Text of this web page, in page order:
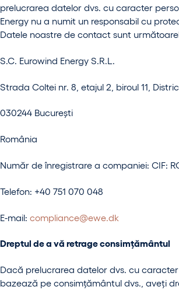
prelucrarea datelor dvs. cu caracter
Energy nu a numit un responsabil cu
Datele noastre de contact sunt
S.C. Eurowind Energy S.R.L.
Strada Coltei nr. 8, etajul 2, biroul 11,
030244 București
România
Număr de înregistrare a companiei: CIF:
Telefon: +40 751 070 048
E-mail: compliance@ewe.dk
Dreptul de a vă retrage consimțământul
Dacă prelucrarea datelor dvs. cu
bazează pe consimțământul dvs., aveți